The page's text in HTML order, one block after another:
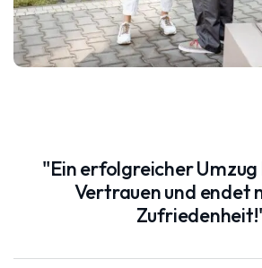
"Ein erfolgreicher
Vertrauen und endet